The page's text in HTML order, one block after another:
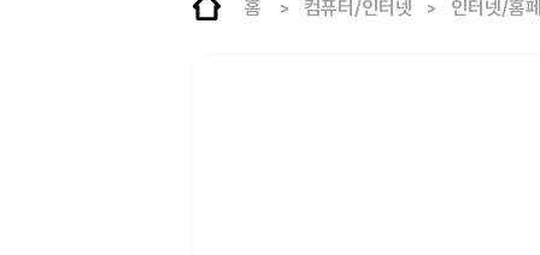
홈 컴퓨터/인터넷 인터넷/홈